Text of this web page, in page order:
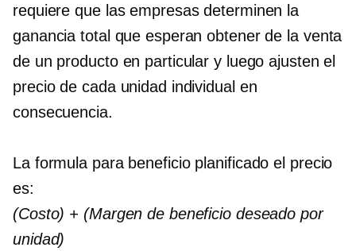
requiere que las empresas determinen la
ganancia total que esperan obtener de la venta
de un producto en particular y luego ajusten el
precio de cada unidad individual en
consecuencia.
La formula para beneficio planificado el precio
es:
(Costo) + (Margen de beneficio deseado por
unidad)